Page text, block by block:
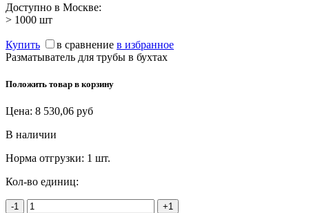
Доступно в Москве:
> 1000 шт
Купить в сравнение в избранное
Разматыватель для трубы в бухтах
Положить товар в корзину
Цена: 8 530,06 руб
В наличии
Норма отгрузки: 1 шт.
Кол-во единиц:
-1 +1